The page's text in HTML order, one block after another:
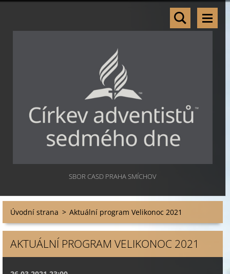
SBOR CASD PRAHA SMÍCHOV
Úvodní strana > Aktuální program Velikonoc 2021
AKTUÁLNÍ PROGRAM VELIKONOC 2021